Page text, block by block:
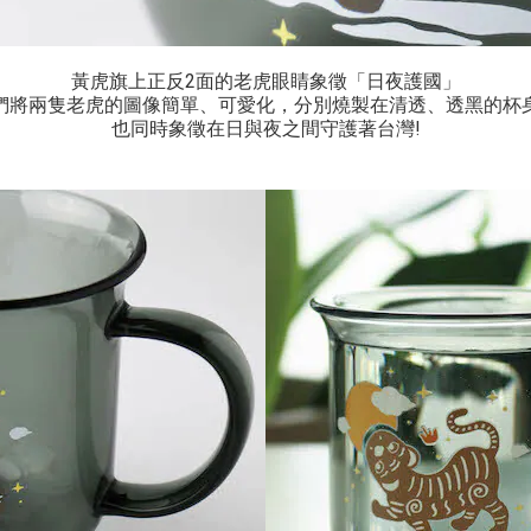
黃虎旗上正反2面的老虎眼睛象徵「日夜護國」
將兩隻老虎的圖像簡單、可愛化，分別燒製在清透、透黑的杯
也同時象徵在日與夜之間守護著台灣!